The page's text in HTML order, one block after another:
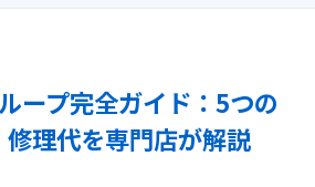
ープ完全ガイド：5つの
理代を専門店が解説